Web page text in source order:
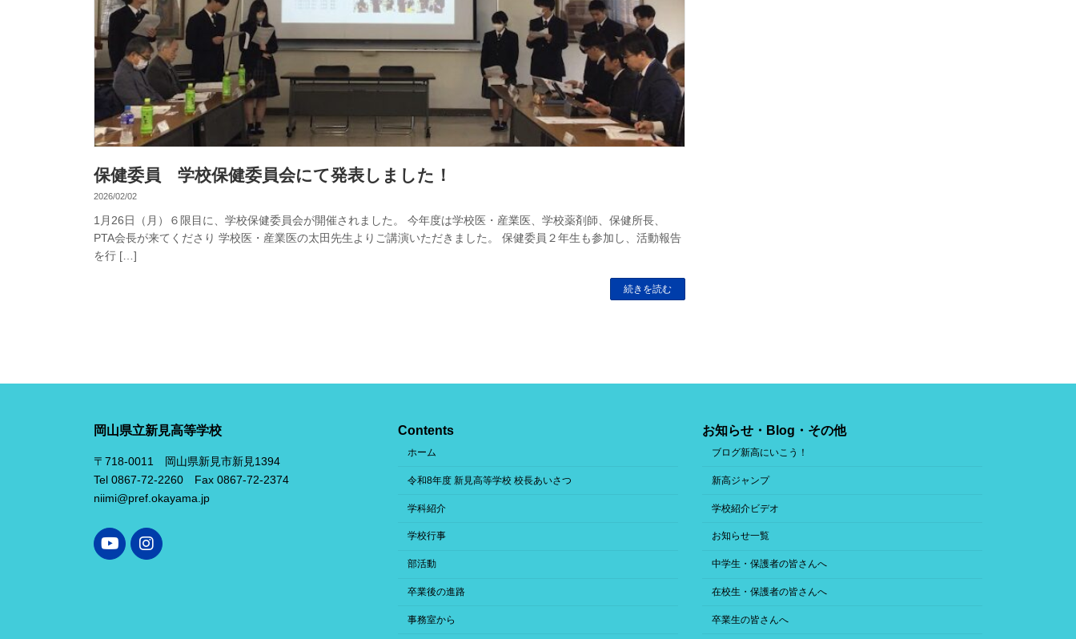
保健委員 学校保健委員会にて発表しました！
2026/02/02
1月26日（月）６限目に、学校保健委員会が開催されました。 今年度は学校医・産業医、学校薬剤師、保健所長、
PTA会長が来てくださり 学校医・産業医の太田先生よりご講演いただきました。 保健委員２年生も参加し、活動報告
を行 […]
続きを読む
岡山県立新見高等学校
〒718-0011 岡山県新見市新見1394
Tel 0867-72-2260 Fax 0867-72-2374
niimi@pref.okayama.jp
Contents
ホーム
令和8年度 新見高等学校 校長あいさつ
学科紹介
学校行事
部活動
卒業後の進路
事務室から
お知らせ・Blog・その他
ブログ新高にいこう！
新高ジャンプ
学校紹介ビデオ
お知らせ一覧
中学生・保護者の皆さんへ
在校生・保護者の皆さんへ
卒業生の皆さんへ